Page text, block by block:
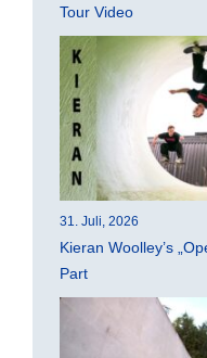
Tour Video
31. Juli, 2026
Kieran Woolley’s
Part